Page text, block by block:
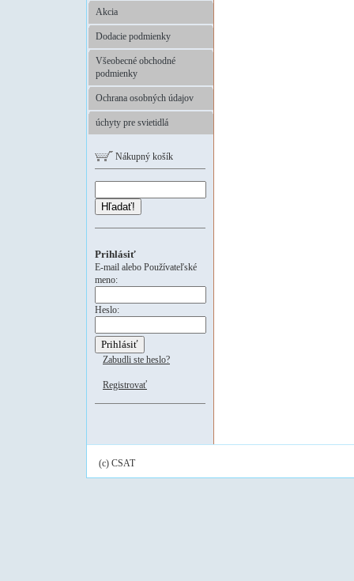
Akcia
Dodacie podmienky
Všeobecné obchodné
podmienky
Ochrana osobných údajov
úchyty pre svietidlá
Nákupný košík
Hľadať!
Prihlásiť
E-mail alebo Používateľské
meno:
Heslo:
Zabudli ste heslo?
Registrovať
(c) CSAT